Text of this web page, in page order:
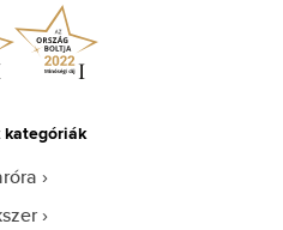
kategóriák